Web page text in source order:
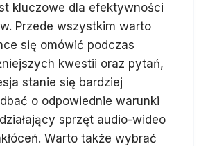
kluczowe dla efektywności
Przede wszystkim warto
się omówić podczas
kwestii oraz pytań,
stanie się bardziej
o odpowiednie warunki
sprzęt audio-wideo
Warto także wybrać